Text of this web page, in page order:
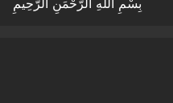
بِسْمِ اللَّهِ الرَّحْمَنِ الرَّحِيمِ